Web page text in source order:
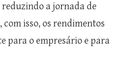
reduzindo a jornada de
com isso, os rendimentos
para o empresário e para